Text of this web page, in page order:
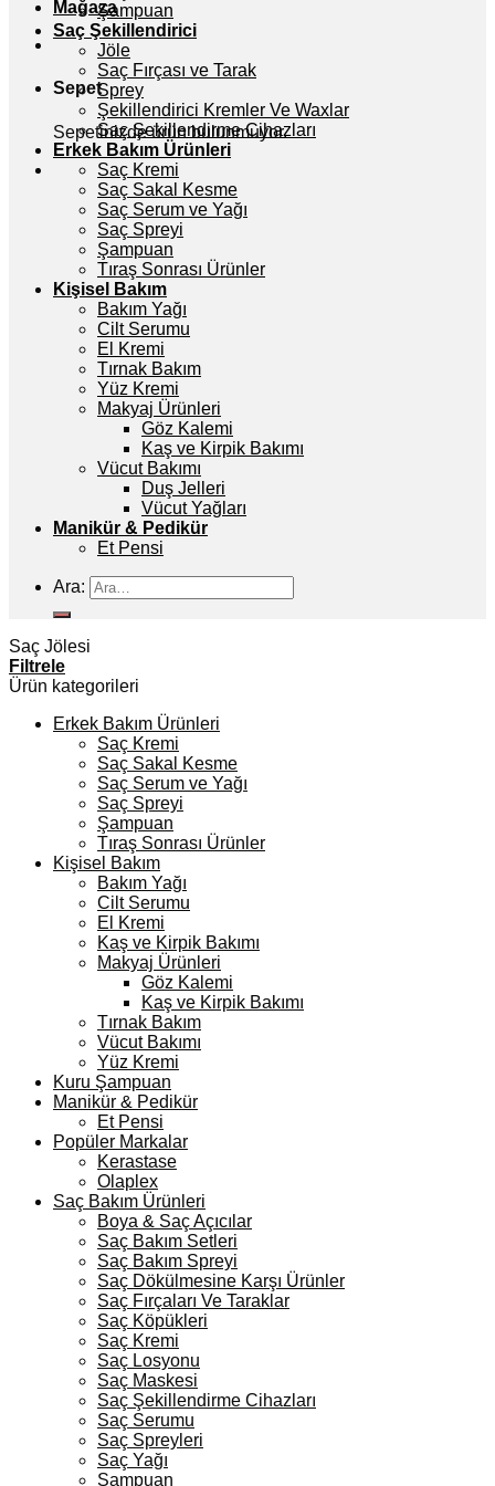
Mağaza
Sepet
Sepetinizde ürün bulunmuyor.
Şampuan
Saç Şekillendirici
Jöle
Saç Fırçası ve Tarak
Sprey
Şekillendirici Kremler Ve Waxlar
Saç Şekillendirme Cihazları
Erkek Bakım Ürünleri
Saç Kremi
Saç Sakal Kesme
Saç Serum ve Yağı
Saç Spreyi
Şampuan
Tıraş Sonrası Ürünler
Kişisel Bakım
Bakım Yağı
Cilt Serumu
El Kremi
Tırnak Bakım
Yüz Kremi
Makyaj Ürünleri
Göz Kalemi
Kaş ve Kirpik Bakımı
Vücut Bakımı
Duş Jelleri
Vücut Yağları
Manikür & Pedikür
Et Pensi
Ara:
Saç Jölesi
Filtrele
Ürün kategorileri
Erkek Bakım Ürünleri
Saç Kremi
Saç Sakal Kesme
Saç Serum ve Yağı
Saç Spreyi
Şampuan
Tıraş Sonrası Ürünler
Kişisel Bakım
Bakım Yağı
Cilt Serumu
El Kremi
Kaş ve Kirpik Bakımı
Makyaj Ürünleri
Göz Kalemi
Kaş ve Kirpik Bakımı
Tırnak Bakım
Vücut Bakımı
Yüz Kremi
Kuru Şampuan
Manikür & Pedikür
Et Pensi
Popüler Markalar
Kerastase
Olaplex
Saç Bakım Ürünleri
Boya & Saç Açıcılar
Saç Bakım Setleri
Saç Bakım Spreyi
Saç Dökülmesine Karşı Ürünler
Saç Fırçaları Ve Taraklar
Saç Köpükleri
Saç Kremi
Saç Losyonu
Saç Maskesi
Saç Şekillendirme Cihazları
Saç Serumu
Saç Spreyleri
Saç Yağı
Şampuan